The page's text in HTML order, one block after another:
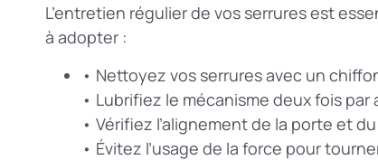
L’entretien régulier de vos serrures est
à adopter :
• Nettoyez vos serrures avec un
• Lubrifiez le mécanisme deux fois par
• Vérifiez l’alignement de la porte et
• Évitez l’usage de la force pour